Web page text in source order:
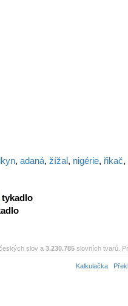
lkyn, adaná, žížal, nigérie, řikač,
tykadlo
slov a 3.230.785 slovních tvarů.
Kalkulačka